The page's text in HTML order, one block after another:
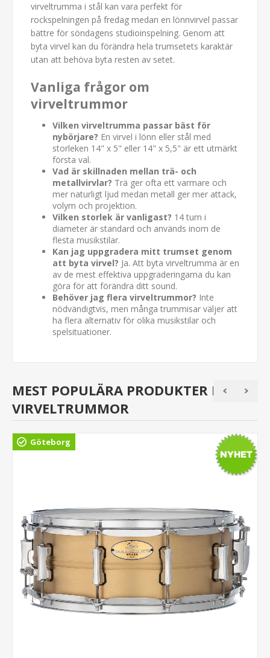
virveltrumma i stål kan vara perfekt för
rockspelningen på fredag medan en lönnvirvel passar
bättre för söndagens studioinspelning. Genom att
byta virvel kan du förändra hela trumsetets karaktär
utan att behöva byta resten av setet.
Vanliga frågor om
virveltrummor
Vilken virveltrumma passar bäst för
nybörjare? En virvel i lönn eller stål med
storleken 14" x 5" eller 14" x 5,5" är ett utmärkt
första val.
Vad är skillnaden mellan trä- och
metallvirvlar? Trä ger ofta ett varmare och
mer naturligt ljud medan metall ger mer attack,
volym och projektion.
Vilken storlek är vanligast? 14 tum i
diameter är standard och används inom de
flesta musikstilar.
Kan jag uppgradera mitt trumset genom
att byta virvel? Ja. Att byta virveltrumma är en
av de mest effektiva uppgraderingarna du kan
göra för att förändra ditt sound.
Behöver jag flera virveltrummor? Inte
nödvändigtvis, men många trummisar väljer att
ha flera alternativ för olika musikstilar och
spelsituationer.
MEST POPULÄRA PRODUKTER I
VIRVELTRUMMOR
Göteborg